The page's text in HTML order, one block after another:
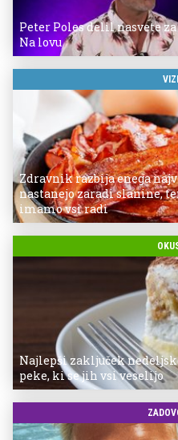
Peter Poles delil nasvete
Na lovu
Zdravnik razbija enega
nastanejo zaradi slanine,
imamo vsi radi
Najlepši zaključek
peke, ki se jih vsi veselijo